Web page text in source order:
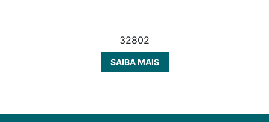
32802
SAIBA MAIS